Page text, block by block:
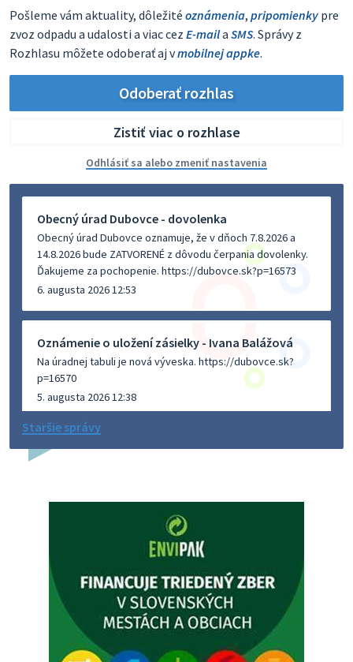
Pošleme vám aktuality, dôležité oznámenia, pripomienky pre
zvoz odpadu a udalosti a viac cez E-maila SMS. Správy z
Rozhlasu môžete odoberať aj vmobilnej appke.
Odoberať rozhlas
Zistiť viac o rozhlase
Odhlásiť sa alebo zmeniť nastavenia
Obecný úrad Dubovce - dovolenka
Obecný úrad Dubovce oznamuje, že v dňoch 7.8.2026 a
14.8.2026 bude ZATVORENÉ z dôvodu čerpania dovolenky.
Ďakujeme za pochopenie. https://dubovce.sk?p=16573
6. augusta 2026 12:53
Oznámenie o uložení zásielky - Ivana Balážová
Na úradnej tabuli je nová výveska. https://dubovce.sk?
p=16570
5. augusta 2026 12:38
Dovolenka - MUDr. Marián Sivoň
budeZATVORENÁ z dôvodu čerpania dovolenky. Akútne
prípady bude riešiť MUDr.Fisch…
Zajtrajší zvoz odpadu
Vážený občan, zajtra 5. 8. sa bude zvážať komunálny odpad.
4. augusta 2026 15:30
Staršie správy